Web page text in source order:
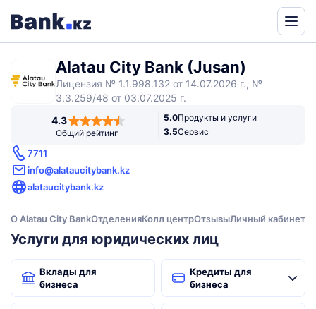
Translate
Alatau City Bank (Jusan)
Лицензия № 1.1.998.132 от 14.07.2026 г., №
3.3.259/48 от 03.07.2025 г.
4.3
Общий рейтинг
5.0Продукты и услуги
3.5Сервис
7711
info@alataucitybank.kz
alataucitybank.kz
О Alatau City BankОтделенияКолл центрОтзывыЛичный кабинет
Услуги для юридических лиц
Вклады для
бизнеса
Кредиты для
бизнеса